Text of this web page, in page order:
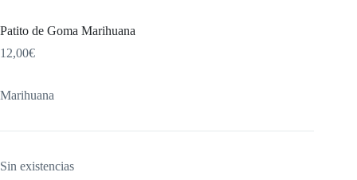
Patito de Goma Marihuana
12,00€
Marihuana
Sin existencias